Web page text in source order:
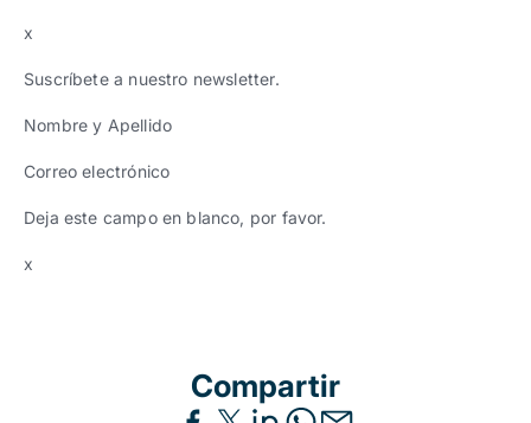
x
Suscríbete a nuestro newsletter.
Nombre y Apellido
Correo electrónico
Deja este campo en blanco, por favor.
x
Compartir